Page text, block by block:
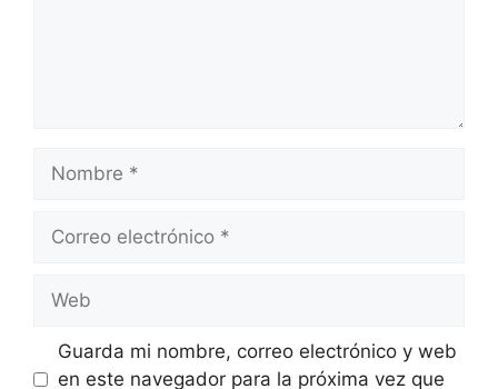
electrónico
Guarda mi nombre, correo electrónico y web
en este navegador para la próxima vez que